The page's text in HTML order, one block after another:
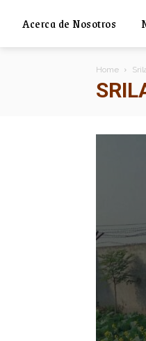
Acerca de Nosotros
Home